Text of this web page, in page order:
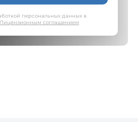
персональных данных в
Лицензионным соглашением